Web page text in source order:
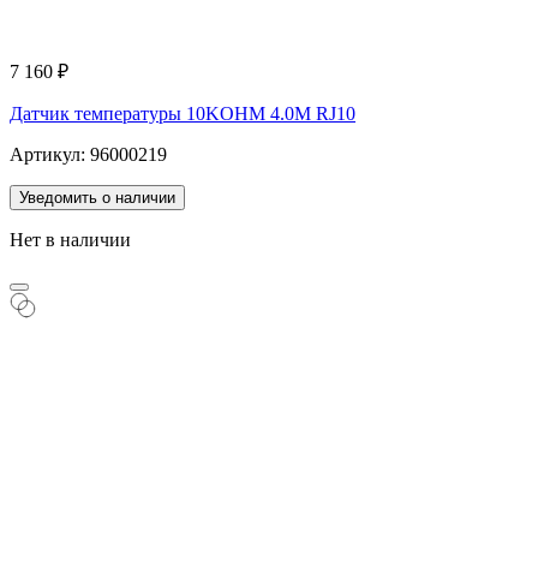
7 160 ₽
Датчик температуры 10KOHM 4.0M RJ10
Артикул: 96000219
Уведомить о наличии
Нет в наличии